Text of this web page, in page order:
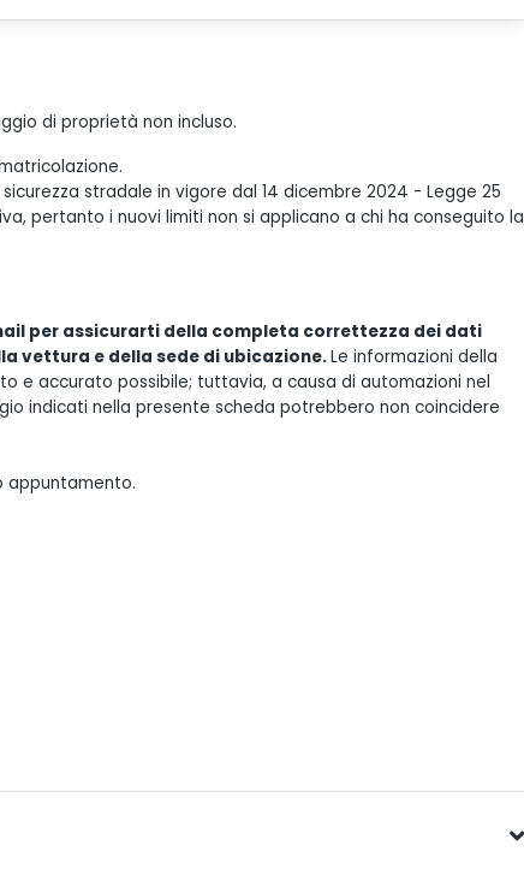
di proprietà non incluso.
stradale in vigore dal 14 dicembre 2024 - Legge 25
pertanto i nuovi limiti non si applicano a chi ha conseguito la
per assicurarti della completa correttezza dei dati
vettura e della sede di ubicazione.Le informazioni della
e accurato possibile; tuttavia, a causa di automazioni nel
indicati nella presente scheda potrebbero non coincidere